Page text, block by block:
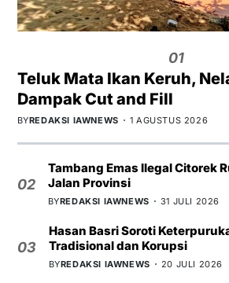
01
Teluk Mata Ikan Keruh,
Dampak Cut and Fill
BYREDAKSI IAWNEWS 1 AGUSTUS 2026
02
Tambang Emas Ilegal Citorek
Jalan Provinsi
BYREDAKSI IAWNEWS 31 JULI 2026
03
Hasan Basri Soroti
Tradisional dan Korupsi
BYREDAKSI IAWNEWS 20 JULI 2026